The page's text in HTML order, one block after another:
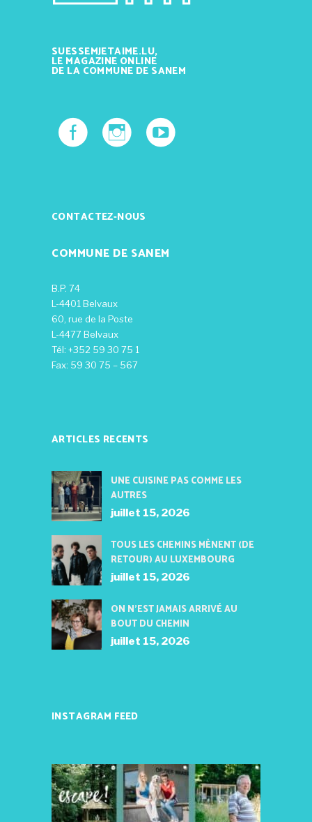
SUESSEMJETAIME.LU,
LE MAGAZINE ONLINE
DE LA COMMUNE DE SANEM
CONTACTEZ-NOUS
COMMUNE DE SANEM
B.P. 74
L-4401 Belvaux
60, rue de la Poste
L-4477 Belvaux
Tél: +352 59 30 75 1
Fax: 59 30 75 – 567
ARTICLES RECENTS
UNE CUISINE PAS COMME LES
AUTRES
juillet 15, 2026
TOUS LES CHEMINS MÈNENT (DE
RETOUR) AU LUXEMBOURG
juillet 15, 2026
ON N’EST JAMAIS ARRIVÉ AU
BOUT DU CHEMIN
juillet 15, 2026
INSTAGRAM FEED